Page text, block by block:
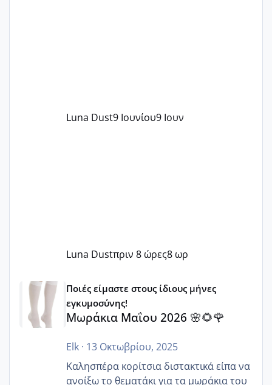
Luna Dust9 Ιουνίου9 Ιουν
Luna Dustπριν 8 ώρες8 ωρ
Μωράκια Μαΐου 2026 🌸🌻🌹
Ποιές είμαστε στους ίδιους μήνες
εγκυμοσύνης!
Μωράκια Μαΐου 2026 🌸🌻🌹
Elk· 13 Οκτωβρίου, 2025
Καλησπέρα κορίτσια διστακτικά είπα να
ανοίξω το θεματάκι για τα μωράκια του